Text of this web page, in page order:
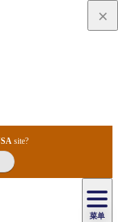
site?
菜单